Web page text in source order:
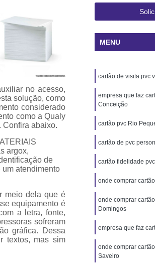
de Crachá Poliéster
Cordão para
para Crachá em Poliéster
para Crachá Personalizado
Cordão
Fábrica de Cordão para Crachá
Cordões para Crachás Personalizados
Cordinha de Crachá Personalizada Rio
Cordinha para Crachá Minas
Cordinha para Crachá Personalizada Rio
Cordão Crachá Personalizado Rio
Personalizado Pará
Cordão de
para Crachá com Trava de Segurança
Cordão Personalizado Crachá Santa
Cordão Personalizado para Crachá Rio
no acesso,
solução, como
considerado
como a Qualy
Confira abaixo.
argox,
de
atendimento
meio dela que é
equipamento é
a letra, fonte,
sofreram
gráfica. Dessa
textos, mas sim
MENU
cartão de visita pvc
empresa que faz
Conceição
cartão pvc Rio
cartão de pvc
cartão fidelidade
onde comprar
onde comprar
Domingos
empresa que faz
onde comprar
Saveiro